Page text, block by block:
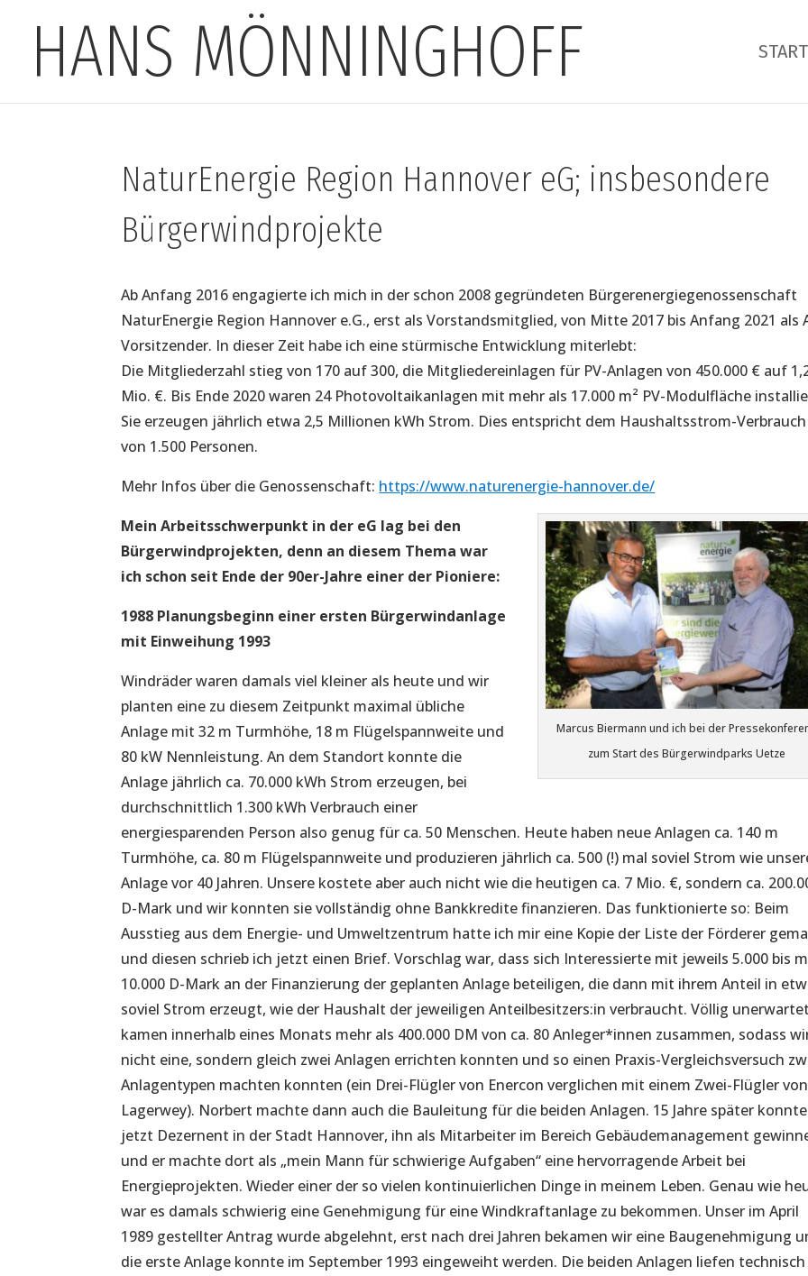
HANS MÖNNINGHOFF
NaturEnergie Region Hannover eG; insbesondere
Bürgerwindprojekte
Ab Anfang 2016 engagierte ich mich in der schon 2008 gegründeten Bürgerenergiegenossenschaft
NaturEnergie Region Hannover e.G., erst als Vorstandsmitglied, von Mitte 2017 bis Anfang 2021 als
Vorsitzender. In dieser Zeit habe ich eine stürmische Entwicklung miterlebt:
Die Mitgliederzahl stieg von 170 auf 300, die Mitgliedereinlagen für PV-Anlagen von 450.000 € auf
Mio. €. Bis Ende 2020 waren 24 Photovoltaikanlagen mit mehr als 17.000 m² PV-Modulfläche
Sie erzeugen jährlich etwa 2,5 Millionen kWh Strom. Dies entspricht dem Haushaltsstrom-Verbrauch
von 1.500 Personen.
Mehr Infos über die Genossenschaft: https://www.naturenergie-hannover.de/
Marcus Biermann und ich bei der
zum Start des Bürgerwindparks Uetze
Mein Arbeitsschwerpunkt in der eG lag bei den
Bürgerwindprojekten, denn an diesem Thema war
ich schon seit Ende der 90er-Jahre einer der Pioniere:
1988 Planungsbeginn einer ersten Bürgerwindanlage
mit Einweihung 1993
Windräder waren damals viel kleiner als heute und wir
planten eine zu diesem Zeitpunkt maximal übliche
Anlage mit 32 m Turmhöhe, 18 m Flügelspannweite und
80 kW Nennleistung. An dem Standort konnte die
Anlage jährlich ca. 70.000 kWh Strom erzeugen, bei
durchschnittlich 1.300 kWh Verbrauch einer
energiesparenden Person also genug für ca. 50 Menschen. Heute haben neue Anlagen ca. 140 m
Turmhöhe, ca. 80 m Flügelspannweite und produzieren jährlich ca. 500 (!) mal soviel Strom wie
Anlage vor 40 Jahren. Unsere kostete aber auch nicht wie die heutigen ca. 7 Mio. €, sondern ca.
D-Mark und wir konnten sie vollständig ohne Bankkredite finanzieren. Das funktionierte so: Beim
Ausstieg aus dem Energie- und Umweltzentrum hatte ich mir eine Kopie der Liste der Förderer
und diesen schrieb ich jetzt einen Brief. Vorschlag war, dass sich Interessierte mit jeweils 5.000 bis
10.000 D-Mark an der Finanzierung der geplanten Anlage beteiligen, die dann mit ihrem Anteil in
soviel Strom erzeugt, wie der Haushalt der jeweiligen Anteilbesitzers:in verbraucht. Völlig unerwartet
kamen innerhalb eines Monats mehr als 400.000 DM von ca. 80 Anleger*innen zusammen, sodass
nicht eine, sondern gleich zwei Anlagen errichten konnten und so einen Praxis-Vergleichsversuch
Anlagentypen machten konnten (ein Drei-Flügler von Enercon verglichen mit einem Zwei-Flügler von
Lagerwey). Norbert machte dann auch die Bauleitung für die beiden Anlagen. 15 Jahre später
jetzt Dezernent in der Stadt Hannover, ihn als Mitarbeiter im Bereich Gebäudemanagement
und er machte dort als „mein Mann für schwierige Aufgaben“ eine hervorragende Arbeit bei
Energieprojekten. Wieder einer der so vielen kontinuierlichen Dinge in meinem Leben. Genau wie
war es damals schwierig eine Genehmigung für eine Windkraftanlage zu bekommen. Unser im April
1989 gestellter Antrag wurde abgelehnt, erst nach drei Jahren bekamen wir eine Baugenehmigung
die erste Anlage konnte im September 1993 eingeweiht werden. Die beiden Anlagen liefen technisch